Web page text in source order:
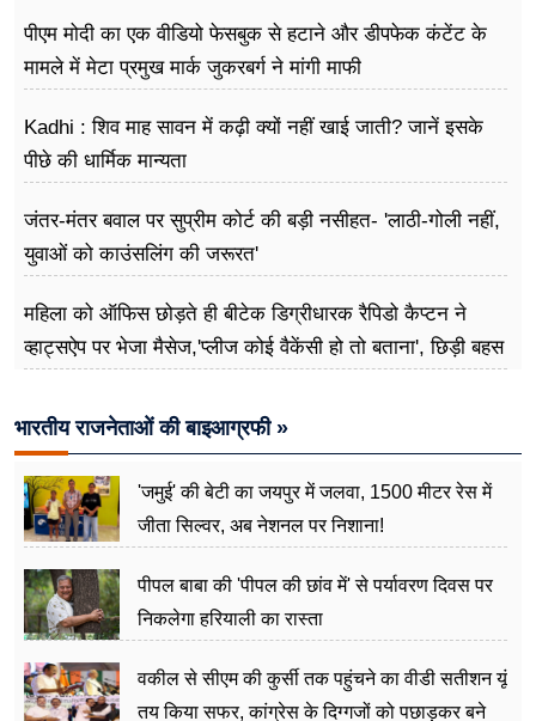
पीएम मोदी का एक वीडियो फेसबुक से हटाने और डीपफेक कंटेंट के
मामले में मेटा प्रमुख मार्क जुकरबर्ग ने मांगी माफी
Kadhi : शिव माह सावन में कढ़ी क्यों नहीं खाई जाती? जानें इसके
पीछे की धार्मिक मान्यता
जंतर-मंतर बवाल पर सुप्रीम कोर्ट की बड़ी नसीहत- 'लाठी-गोली नहीं,
युवाओं को काउंसलिंग की जरूरत'
महिला को ऑफिस छोड़ते ही बीटेक डिग्रीधारक रैपिडो कैप्टन ने
व्हाट्सऐप पर भेजा मैसेज,'प्लीज कोई वैकेंसी हो तो बताना', छिड़ी बहस
भारतीय राजनेताओं की बाइआग्रफी »
'जमुई' की बेटी का जयपुर में जलवा, 1500 मीटर रेस में
जीता सिल्वर, अब नेशनल पर निशाना!
पीपल बाबा की 'पीपल की छांव में' से पर्यावरण दिवस पर
निकलेगा हरियाली का रास्ता
वकील से सीएम की कुर्सी तक पहुंचने का वीडी सतीशन यूं
तय किया सफर, कांग्रेस के दिग्गजों को पछाड़कर बने